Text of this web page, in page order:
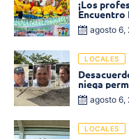
¡Los
2026 en
agosto 6,
LOCALES
niega
agosto 6,
LOCALES